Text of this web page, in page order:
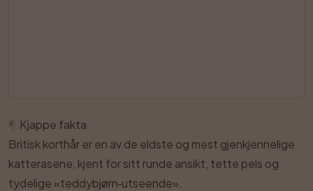
Kjappe fakta
Britisk korthår er en av de eldste og mest gjenkjennelige
katterasene, kjent for sitt runde ansikt, tette pels og
tydelige «teddybjørn‑utseende».